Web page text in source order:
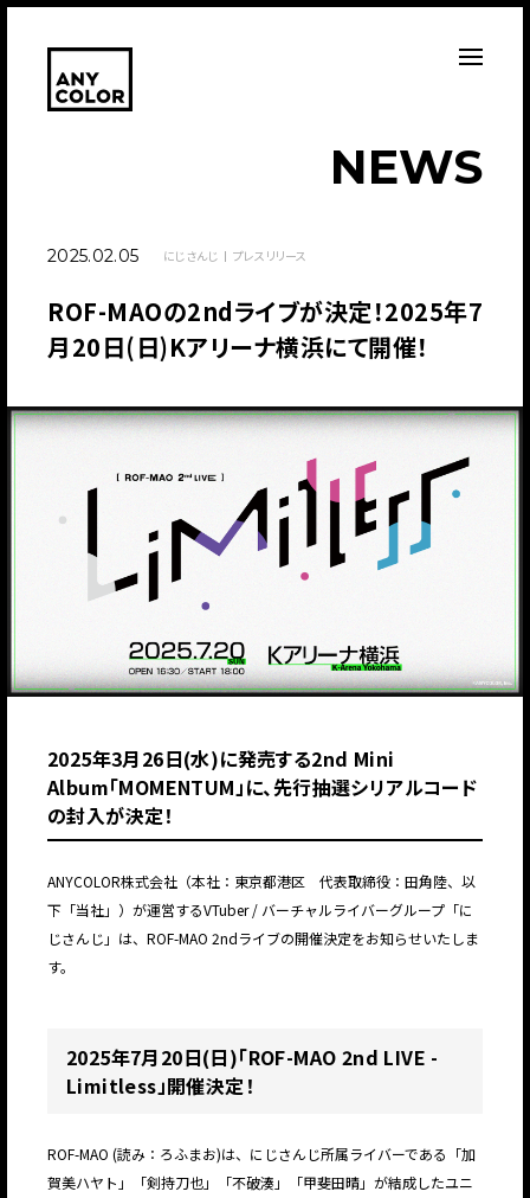
NEWS
2025.02.05 にじさんじ プレスリリース
ROF-MAOの2ndライブが決定！2025年7
月20日(日)Kアリーナ横浜にて開催！
2025年3月26日(水)に発売する2nd Mini
Album「MOMENTUM」に、先行抽選シリアルコード
の封入が決定！
ANYCOLOR株式会社（本社：東京都港区 代表取締役：田角陸、以
下「当社」）が運営するVTuber / バーチャルライバーグループ「に
じさんじ」は、ROF-MAO 2ndライブの開催決定をお知らせいたしま
す。
2025年7月20日(日)「ROF-MAO 2nd LIVE -
Limitless」開催決定！
ROF-MAO (読み：ろふまお)は、にじさんじ所属ライバーである「加
賀美ハヤト」「剣持刀也」「不破湊」「甲斐田晴」が結成したユニ